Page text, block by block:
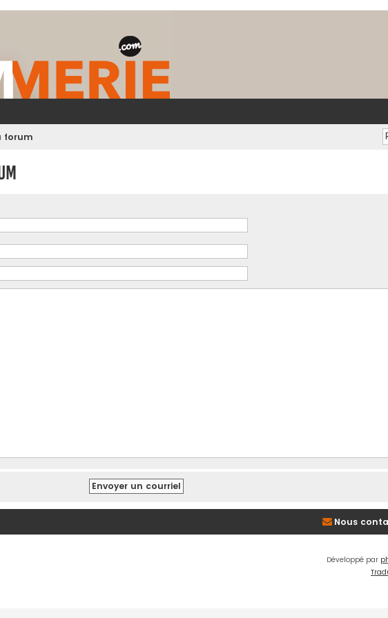
forum
Nous
Développé par